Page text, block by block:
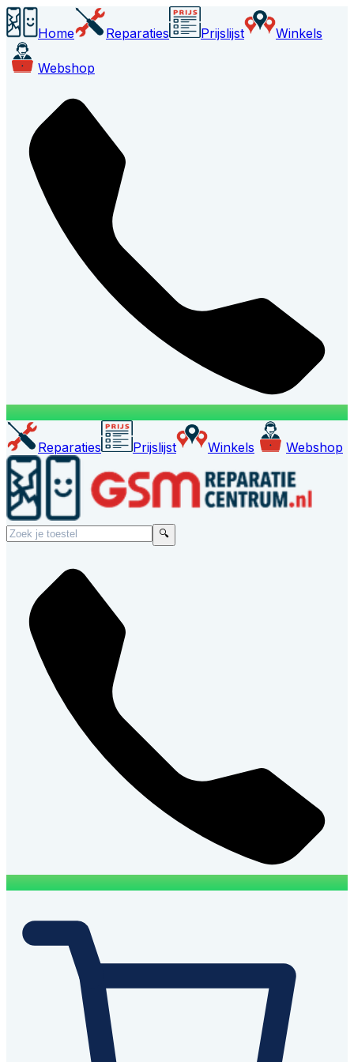
Home Reparaties Prijslijst Winkels
Webshop
Reparaties Prijslijst Winkels Webshop
🔍